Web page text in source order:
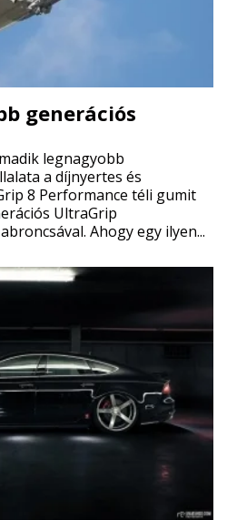
generációs
legnagyobb
a díjnyertes és
8 Performance téli gumit
UltraGrip
Ahogy egy ilyen...